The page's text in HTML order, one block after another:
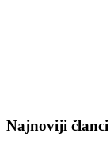
Najnoviji članci